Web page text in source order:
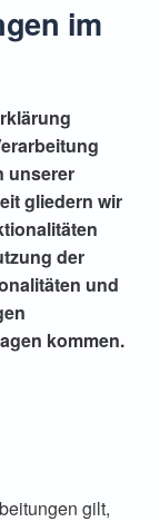
im
unserer
gliedern wir
der
und
kommen.
gilt,